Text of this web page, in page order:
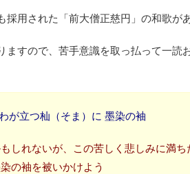
用された「前大僧正慈円」の和歌があ
すので、苦手意識を取っ払って一読
が立つ杣（そま）に 墨染の袖
しれないが、この苦しく悲しみに満ち
の袖を被いかけよう